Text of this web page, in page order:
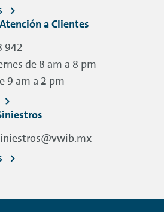
a Clientes
942
de 8 am a 8 pm
9 am a 2 pm